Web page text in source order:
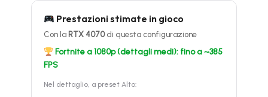
Prestazioni stimate in gioco
Con la RTX 4070di questa configurazione
Fortnite a 1080p (dettagli medi): fino a ~385
FPS
Nel dettaglio, a preset Alto: